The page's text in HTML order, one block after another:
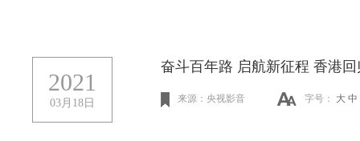
2021
03月18日
奋斗百年路 启航新征程 香港回
来源：央视影音 字号： 大 中